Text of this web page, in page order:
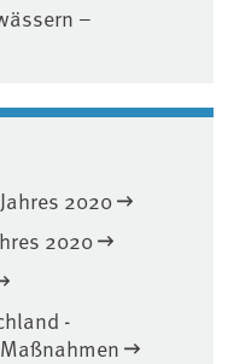
–
2020
2020
-